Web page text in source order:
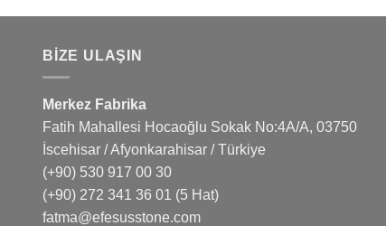
BIZE ULAŞIN
Merkez Fabrika
Fatih Mahallesi Hocaoğlu Sokak No:4A/A, 03750
İscehisar / Afyonkarahisar / Türkiye
(+90) 530 917 00 30
(+90) 272 341 36 01 (5 Hat)
fatma@efesusstone.com